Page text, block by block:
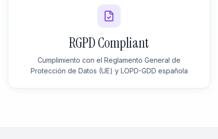
RGPD Compliant
Cumplimiento con el Reglamento General de
Protección de Datos (UE) y LOPD-GDD española